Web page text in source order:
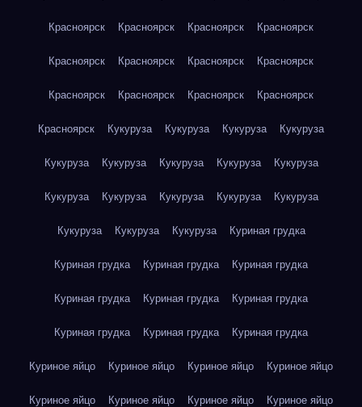
Красноярск Красноярск Красноярск Красноярск
Красноярск Красноярск Красноярск Красноярск
Красноярск Красноярск Красноярск Красноярск
Красноярск Кукуруза Кукуруза Кукуруза Кукуруза
Кукуруза Кукуруза Кукуруза Кукуруза Кукуруза
Кукуруза Кукуруза Кукуруза Кукуруза Кукуруза
Кукуруза Кукуруза Кукуруза Куриная грудка
Куриная грудка Куриная грудка Куриная грудка
Куриная грудка Куриная грудка Куриная грудка
Куриная грудка Куриная грудка Куриная грудка
Куриное яйцо Куриное яйцо Куриное яйцо Куриное яйцо
Куриное яйцо Куриное яйцо Куриное яйцо Куриное яйцо